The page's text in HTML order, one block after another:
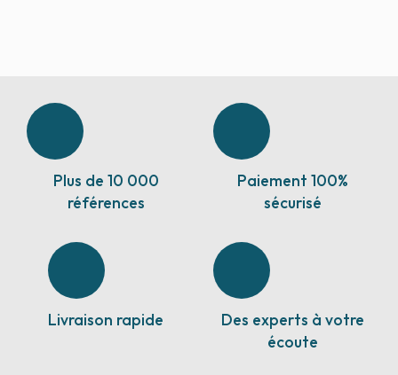
Plus de 10 000
références
Paiement 100%
sécurisé
Livraison rapide
Des experts à votre
écoute